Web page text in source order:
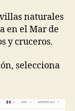
naturales
en el Mar de
y cruceros.
selecciona